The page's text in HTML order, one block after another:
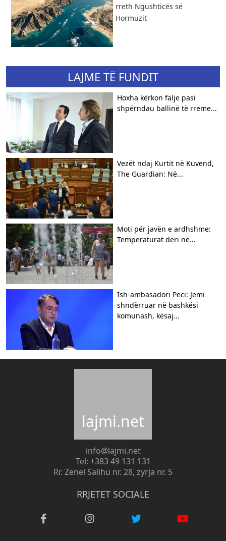
rreth Ngushticës së
Hormuzit
LAJME TË FUNDIT
Hoxha kërkon falje pasi
shpërndau ballinë të rreme...
Vezët ndaj Kurtit në Kuvend,
The Guardian: Në...
Moti për javën e ardhshme:
Temperaturat deri në...
Ish-ambasadori Peci: Jemi
shndërruar në bashkësi
komunash, kësaj...
lajmi.net
info@lajmi.net
Tel: +383 49 131 131
Rr. Zenel Salihu nr. 28, zyrja nr. 5
RRJETET SOCIALE